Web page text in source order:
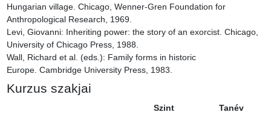
Hungarian village. Chicago, Wenner-Gren Foundation for
Anthropological Research, 1969.
Levi, Giovanni: Inheriting power: the story of an exorcist. Chicago,
University of Chicago Press, 1988.
Wall, Richard et al. (eds.): Family forms in historic
Europe. Cambridge University Press, 1983.
Kurzus szakjai
Szint
Tanév